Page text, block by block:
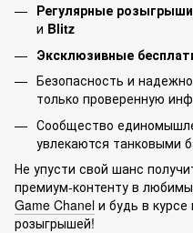
Регулярные розыгрыши
и Blitz
Эксклюзивные
Безопасность и
только проверенную
Сообщество
увлекаются танковыми
Не упусти свой шанс
премиум-контенту в
Game Chanel и будь в
розыгрышей!